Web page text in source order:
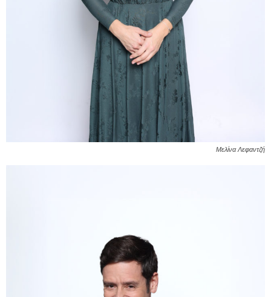
Μελίνα Λεφαντζή